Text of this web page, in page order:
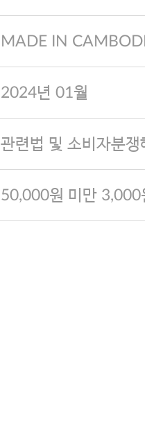
MADE IN
2024년 01월
관련법 및 소비자분
50,000원 미만 3,000